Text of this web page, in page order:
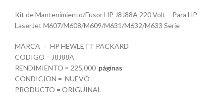
Kit de Mantenimiento/Fusor HP J8J88A 220 Volt – Para HP
LaserJet M607/M608/M609/M631/M632/M633 Serie
MARCA = HP HEWLETT PACKARD
CODIGO = J8J88A
RENDIMIENTO = 225,000 páginas
CONDICION = NUEVO
PRODUCTO = ORIGUINAL